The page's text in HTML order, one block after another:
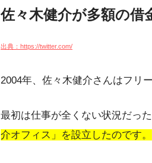
佐々木健介が多額の借
出典：https://twitter.com/
2004年、佐々木健介さんはフリ
最初は仕事が全くない状況だっ
介オフィス」を設立したのです。